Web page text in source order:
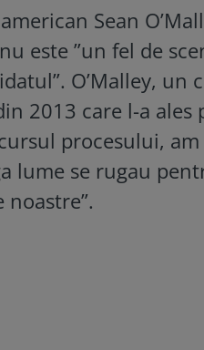
Sean
este ”un fel de
O’Malley,
2013 care l-a ales
procesului,
lume se rugau